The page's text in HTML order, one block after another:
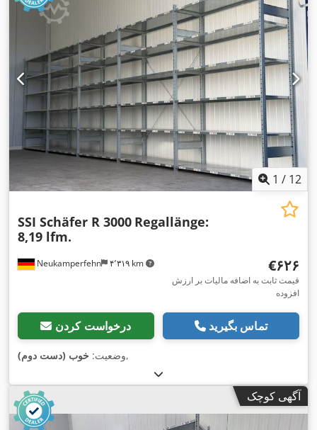
1 / 12
Neukamperfehn ۴٬۳۱۹ km
SSI Schäfer R 3000 Regallänge:
8,19 lfm.
‎€۶۲۶
قیمت ثابت به اضافه مالیات بر ارزش
افزوده
درخواست کردن تماس بگیرید
وضعیت: خوب (دست دوم) ,
آگهی کوچک